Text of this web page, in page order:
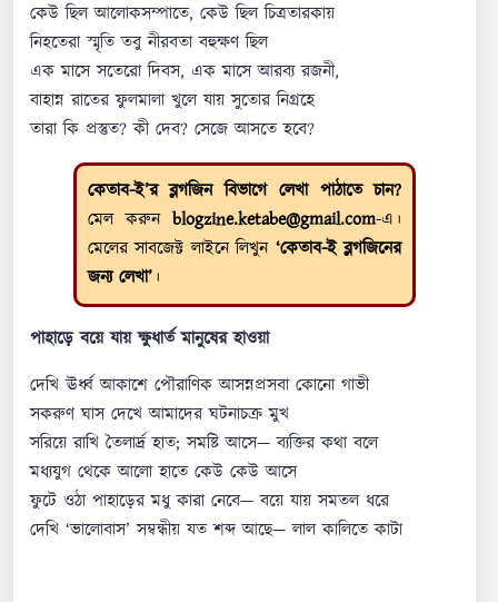
কেউ ছিল আলোকসম্পাতে, কেউ ছিল চিত্রতারকায়
নিহতেরা স্মৃতি তবু নীরবতা বহুক্ষণ ছিল
এক মাসে সতেরো দিবস, এক মাসে আরব্য রজনী,
বাহান্ন রাতের ফুলমালা খুলে যায় সুতোর নিগ্রহে
তারা কি প্রস্তুত? কী দেব? সেজে আসতে হবে?
কেতাব-ই’র ব্লগজিন বিভাগে লেখা পাঠাতে চান?
মেল করুনblogzine.ketabe@gmail.com-এ।
মেলের সাবজেক্ট লাইনে লিখুন ‘কেতাব-ই ব্লগজিনের
জন্য লেখা’।
পাহাড়ে বয়ে যায় ক্ষুধার্ত মানুষের হাওয়া
দেখি ঊর্ধ্ব আকাশে পৌরাণিক আসন্নপ্রসবা কোনো গাভী
সকরুণ ঘাস দেখে আমাদের ঘটনাচক্র মুখ
সরিয়ে রাখি তৈলার্দ্র হাত; সমষ্টি আসে— ব্যক্তির কথা বলে
মধ্যযুগ থেকে আলো হাতে কেউ কেউ আসে
ফুটে ওঠা পাহাড়ের মধু কারা নেবে— বয়ে যায় সমতল ধরে
দেখি ‘ভালোবাস’ সম্বন্ধীয় যত শব্দ আছে— লাল কালিতে কাটা